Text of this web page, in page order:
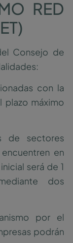
RED
Consejo de
con la
plazo máximo
de sectores
en
será de 1
dos
por el
podrán